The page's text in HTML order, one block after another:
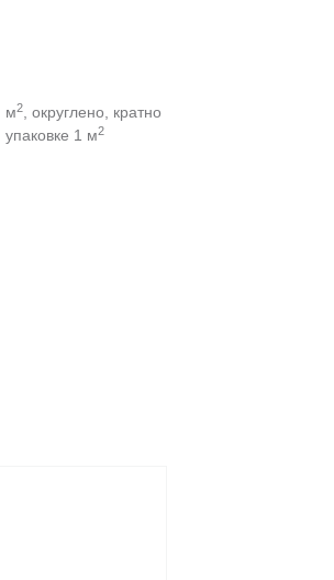
м2, округлено, кратно
упаковке 1 м2